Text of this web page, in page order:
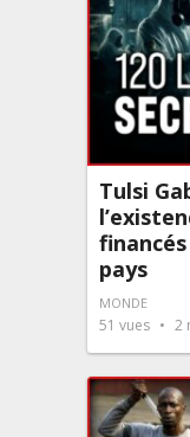
Tulsi
financés
pays
MONDE
51 vues 2